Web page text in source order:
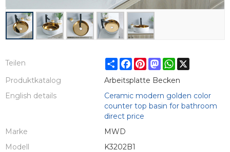
Teilen ShareFacebook
Pinterest
Mastodon
WhatsApp
X
Produktkatalog
Arbeitsplatte Becken
English details
Ceramic modern golden color
counter top basin for bathroom
direct price
Marke
MWD
Modell
K3202B1